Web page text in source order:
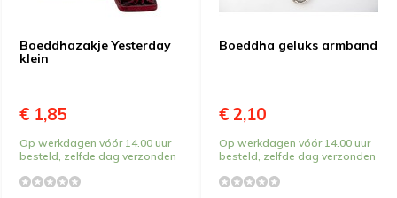
Boeddhazakje Yesterday
klein
€ 1,85
Op werkdagen vóór 14.00 uur
besteld, zelfde dag verzonden
Boeddha geluks armband
€ 2,10
Op werkdagen vóór 14.00 uur
besteld, zelfde dag verzonden